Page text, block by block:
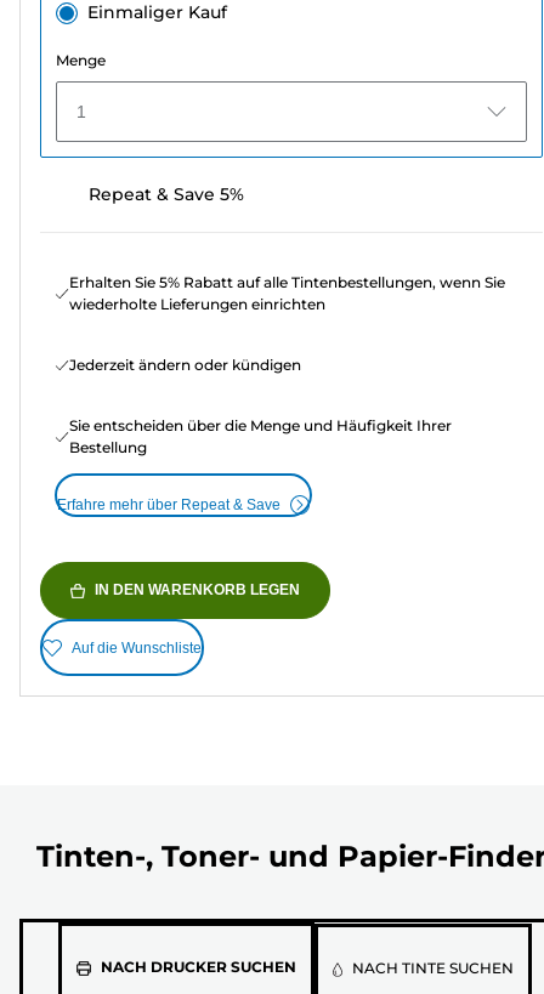
Einmaliger Kauf
Menge
1
Repeat & Save 5%
Erhalten Sie 5% Rabatt auf alle Tintenbestellungen, wenn Sie
wiederholte Lieferungen einrichten
Jederzeit ändern oder kündigen
Sie entscheiden über die Menge und Häufigkeit Ihrer
Bestellung
Erfahre mehr über Repeat & Save
IN DEN WARENKORB LEGEN
Auf die Wunschliste
Tinten-, Toner- und Papier-
NACH DRUCKER SUCHENWähleNACH TINTE SUCHEN